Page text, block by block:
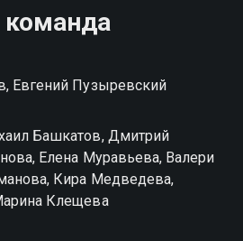
в хорошем HD
Евгений Пузыревский
Башкатов, Дмитрий
Елена Муравьева, Валери
Кира Медведева,
Клещева